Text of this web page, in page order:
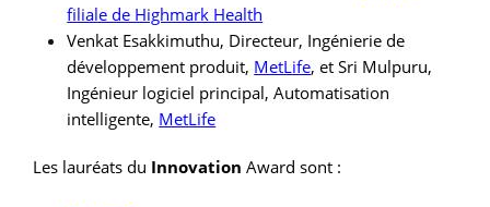
filiale de Highmark Health
Venkat Esakkimuthu, Directeur, Ingénierie de
développement produit, MetLife, et Sri Mulpuru,
Ingénieur logiciel principal, Automatisation
intelligente, MetLife
Les lauréats du Innovation Award sont :